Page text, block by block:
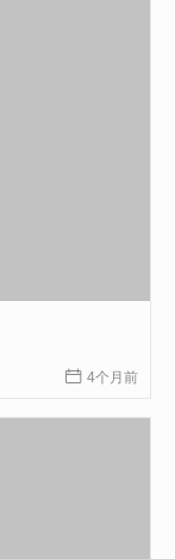
 4个月前